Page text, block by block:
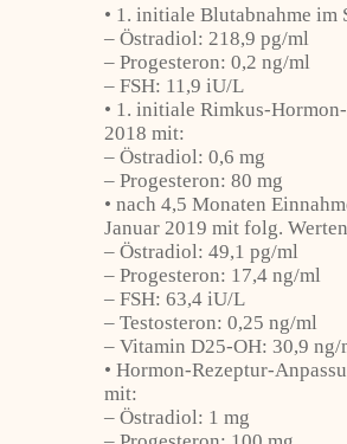
• 1. initiale Blutabnahme im
– Östradiol: 218,9 pg/ml
– Progesteron: 0,2 ng/ml
– FSH: 11,9 iU/L
• 1. initiale Rimkus-
2018 mit:
– Östradiol: 0,6 mg
– Progesteron: 80 mg
• nach 4,5 Monaten
Januar 2019 mit folg.
– Östradiol: 49,1 pg/ml
– Progesteron: 17,4 ng/ml
– FSH: 63,4 iU/L
– Testosteron: 0,25 ng/ml
– Vitamin D25-OH: 30,9 ng/
• Hormon-Rezeptur-
mit:
– Östradiol: 1 mg